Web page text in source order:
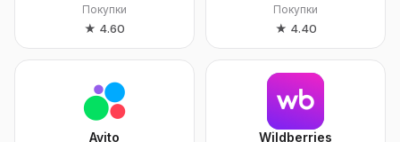
Покупки
★ 4.60
Покупки
★ 4.40
Avito Wildberries